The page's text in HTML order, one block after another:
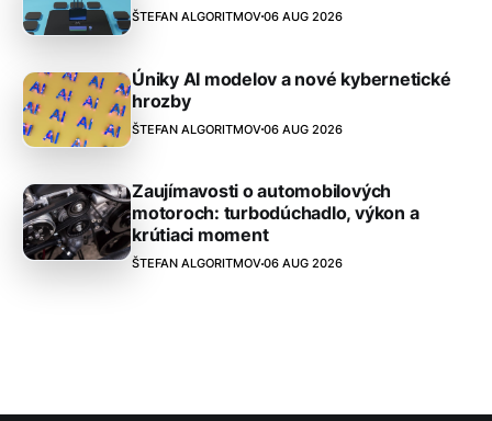
ŠTEFAN ALGORITMOV06 AUG 2026
Úniky AI modelov a nové kybernetické
hrozby
ŠTEFAN ALGORITMOV06 AUG 2026
Zaujímavosti o automobilových
motoroch: turbodúchadlo, výkon a
krútiaci moment
ŠTEFAN ALGORITMOV06 AUG 2026